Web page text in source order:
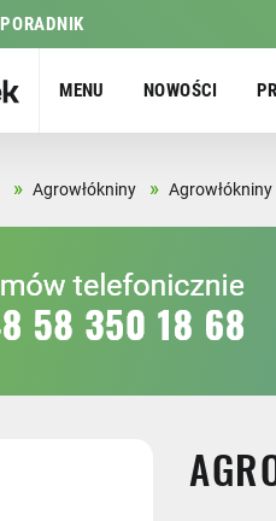
PORADNIK
MENU NOWOŚCI
» Agrowłókniny »